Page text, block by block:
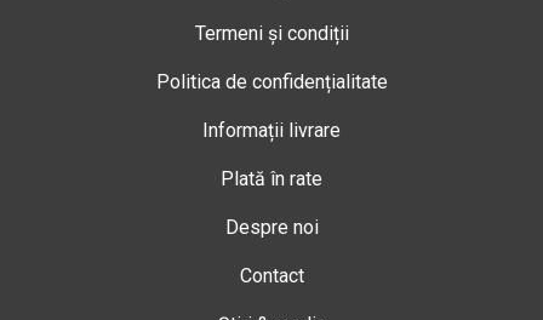
Termeni și condiții
Politica de confidențialitate
Informații livrare
Plată în rate
Despre noi
Contact